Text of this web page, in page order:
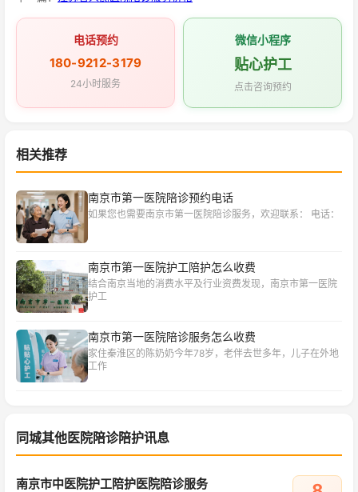
电话预约
180-9212-3179
24小时服务
微信小程序
贴心护工
点击咨询预约
相关推荐
南京市第一医院陪诊预约电话
如果您也需要南京市第一医院陪诊服务，欢迎联系： 电话：
南京市第一医院护工陪护怎么收费
结合南京当地的消费水平及行业资费发现，南京市第一医院
护工
南京市第一医院陪诊服务怎么收费
家住秦淮区的陈奶奶今年78岁，老伴去世多年，儿子在外地
工作
同城其他医院陪诊陪护讯息
南京市中医院护工陪护医院陪诊服务